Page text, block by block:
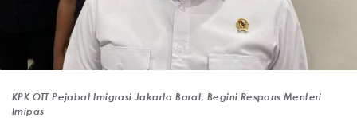
KPK OTT Pejabat Imigrasi Jakarta Barat, Begini Respons Menteri
Imipas